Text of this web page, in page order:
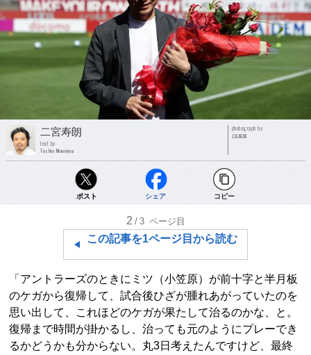
二宮寿朗
text by
Toshio Ninomiya
photograph by
J.LEAGUE
ポスト シェア コピー
2 /3 ページ目
この記事を1ページ目から読む
「アントラーズのときにミツ（小笠原）が前十字と半月板
のケガから復帰して、試合後ひざが腫れあがっていたのを
思い出して、これほどのケガが果たして治るのかな、と。
復帰まで時間が掛かるし、治っても元のようにプレーでき
るかどうかも分からない。丸3日考えたんですけど、最終